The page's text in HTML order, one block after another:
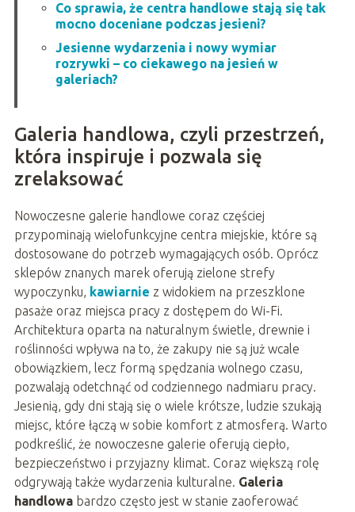
Co sprawia, że centra handlowe stają się tak
mocno doceniane podczas jesieni?
Jesienne wydarzenia i nowy wymiar
rozrywki – co ciekawego na jesień w
galeriach?
Galeria handlowa, czyli przestrzeń,
która inspiruje i pozwala się
zrelaksować
Nowoczesne galerie handlowe coraz częściej
przypominają wielofunkcyjne centra miejskie, które są
dostosowane do potrzeb wymagających osób. Oprócz
sklepów znanych marek oferują zielone strefy
wypoczynku, kawiarnie z widokiem na przeszklone
pasaże oraz miejsca pracy z dostępem do Wi-Fi.
Architektura oparta na naturalnym świetle, drewnie i
roślinności wpływa na to, że zakupy nie są już wcale
obowiązkiem, lecz formą spędzania wolnego czasu,
pozwalają odetchnąć od codziennego nadmiaru pracy.
Jesienią, gdy dni stają się o wiele krótsze, ludzie szukają
miejsc, które łączą w sobie komfort z atmosferą. Warto
podkreślić, że nowoczesne galerie oferują ciepło,
bezpieczeństwo i przyjazny klimat. Coraz większą rolę
odgrywają także wydarzenia kulturalne. Galeria
handlowabardzo często jest w stanie zaoferować